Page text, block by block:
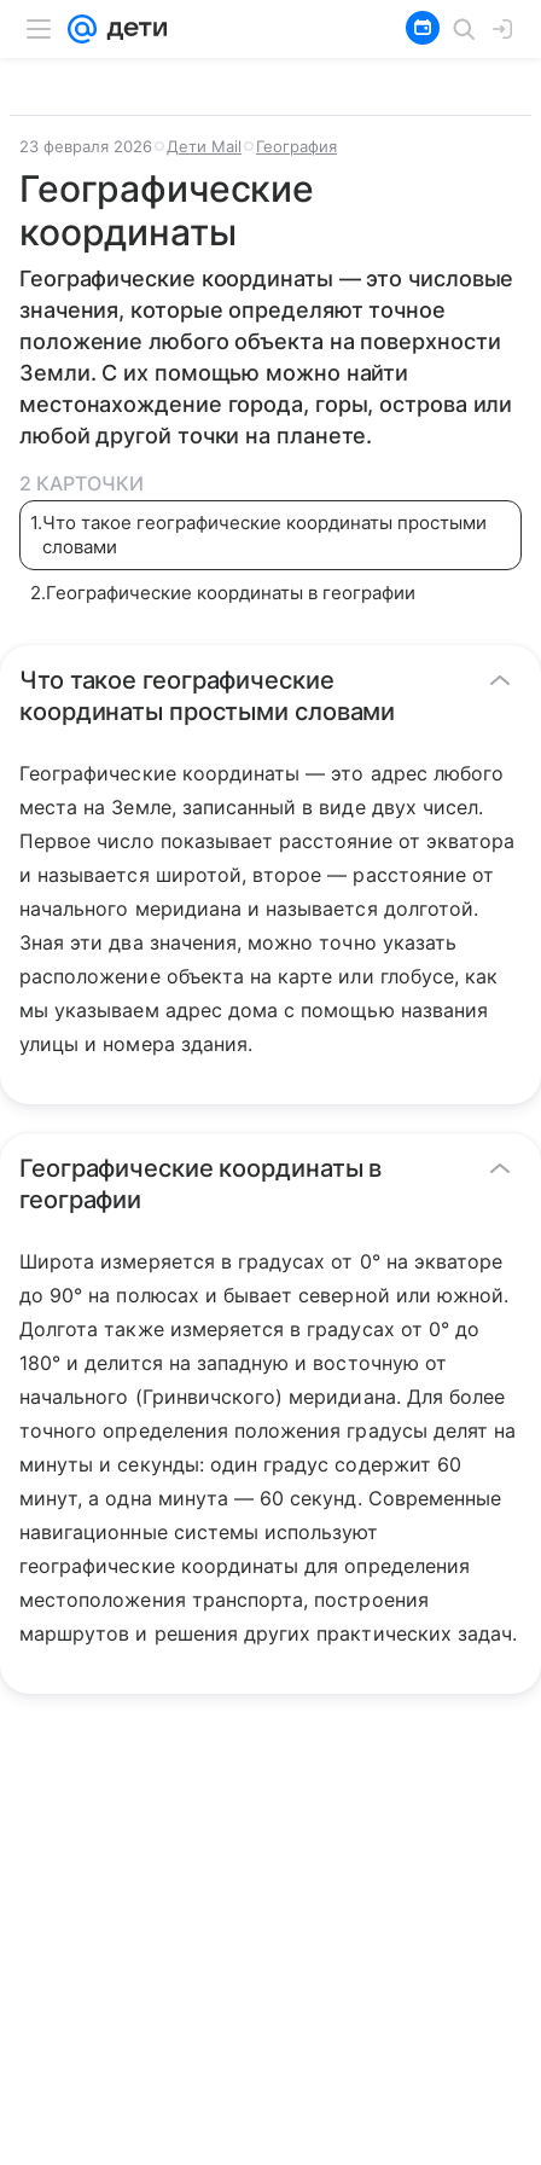
23 февраля 2026 Дети Mail География
Географические
координаты
Географические координаты — это числовые
значения, которые определяют точное
положение любого объекта на поверхности
Земли. С их помощью можно найти
местонахождение города, горы, острова или
любой другой точки на планете.
2 КАРТОЧКИ
1.Что такое географические координаты простыми
словами
2.Географические координаты в географии
Что такое географические
координаты простыми словами
Географические координаты — это адрес любого
места на Земле, записанный в виде двух чисел.
Первое число показывает расстояние от экватора
и называется широтой, второе — расстояние от
начального меридиана и называется долготой.
Зная эти два значения, можно точно указать
расположение объекта на карте или глобусе, как
мы указываем адрес дома с помощью названия
улицы и номера здания.
Географические координаты в
географии
Широта измеряется в градусах от 0° на экваторе
до 90° на полюсах и бывает северной или южной.
Долгота также измеряется в градусах от 0° до
180° и делится на западную и восточную от
начального (Гринвичского) меридиана. Для более
точного определения положения градусы делят на
минуты и секунды: один градус содержит 60
минут, а одна минута — 60 секунд. Современные
навигационные системы используют
географические координаты для определения
местоположения транспорта, построения
маршрутов и решения других практических задач.